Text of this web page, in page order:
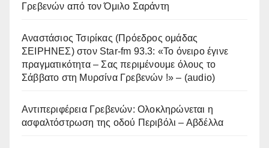
Γρεβενών από τον Όμιλο Σαράντη
Αναστάσιος Τσιρίκας (Πρόεδρος ομάδας
ΣΕΙΡΗΝΕΣ) στον Star-fm 93.3: «Το όνειρο έγινε
πραγματικότητα – Σας περιμένουμε όλους το
Σάββατο στη Μυρσίνα Γρεβενών !» – (audio)
Αντιπεριφέρεια Γρεβενών: Ολοκληρώνεται η
ασφαλτόστρωση της οδού Περιβόλι – Αβδέλλα